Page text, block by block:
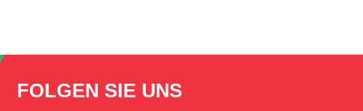
FOLGEN SIE UNS